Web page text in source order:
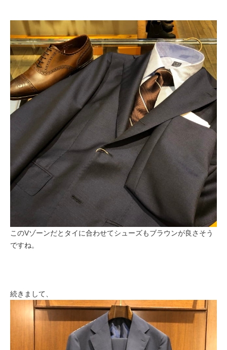
このVゾーンだとタイに合わせてシューズもブラウンが良さそう
ですね。
続きまして、